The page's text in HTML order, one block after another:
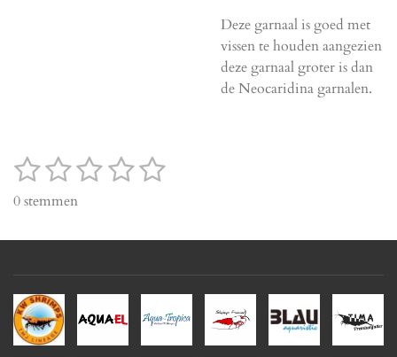
Deze garnaal is goed met
vissen te houden aangezien
deze garnaal groter is dan
de Neocaridina garnalen.
R
t
g
:
0
s
1
s
r
2
s
r
r
e
3
s
r
r
e
4
r
r
e
5
r
r
e
S
m
n
0 stemmen